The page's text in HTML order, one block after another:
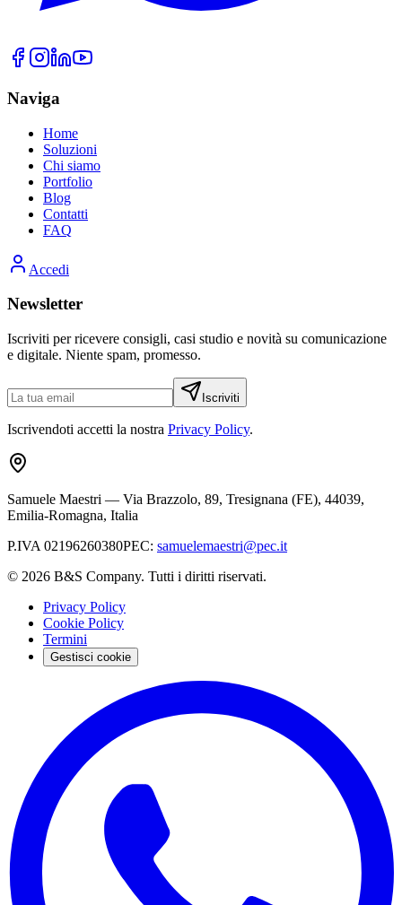
Naviga
Home
Soluzioni
Chi siamo
Portfolio
Blog
Contatti
FAQ
Accedi
Newsletter
Iscriviti per ricevere consigli, casi studio e novità su comunicazione
e digitale. Niente spam, promesso.
Iscriviti
Iscrivendoti accetti la nostra Privacy Policy.
Samuele Maestri — Via Brazzolo, 89, Tresignana (FE), 44039,
Emilia-Romagna, Italia
P.IVA 02196260380PEC: samuelemaestri@pec.it
© 2026 B&S Company. Tutti i diritti riservati.
Privacy Policy
Cookie Policy
Termini
Gestisci cookie